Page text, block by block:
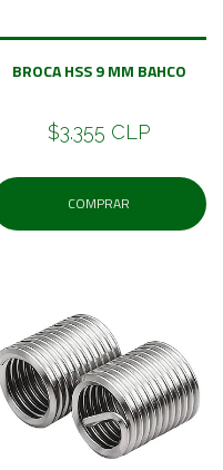
BROCA HSS 9 MM BAHCO
$3.355 CLP
COMPRAR